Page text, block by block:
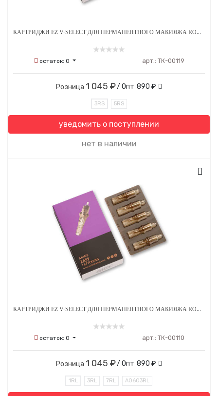
КАРТРИДЖИ EZ V-SELECT ДЛЯ ПЕРМАНЕНТНОГО МАКИЯЖА ROUND SHADER P 0.30 ММ 20 ШТ
остаток: 0 арт.: ТК-00119
Розница 1 045 ₽/ Опт 890 ₽
3RS 5RS
уведомить о поступлении
нет в наличии
КАРТРИДЖИ EZ V-SELECT ДЛЯ ПЕРМАНЕНТНОГО МАКИЯЖА ROUND LINER A 0.25 ММ 20 ШТ
остаток: 0 арт.: ТК-00110
Розница 1 045 ₽/ Опт 890 ₽
1RL 3RL 7RL A0603RL